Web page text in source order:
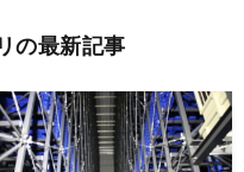
の最新記事